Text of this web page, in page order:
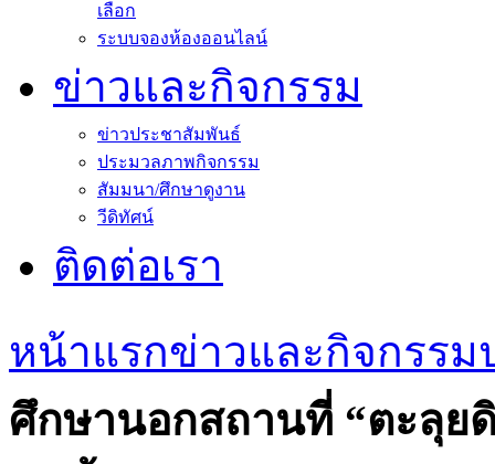
เลือก
ระบบจองห้องออนไลน์
ข่าวและกิจกรรม
ข่าวประชาสัมพันธ์
ประมวลภาพกิจกรรม
สัมมนา/ศึกษาดูงาน
วีดิทัศน์
ติดต่อเรา
หน้าแรกข่าวและกิจกรรม
ศึกษานอกสถานที่ “ตะลุย